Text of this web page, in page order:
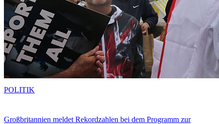
Großbritannien meldet Rekordzahlen bei dem Programm zur
POLITIK